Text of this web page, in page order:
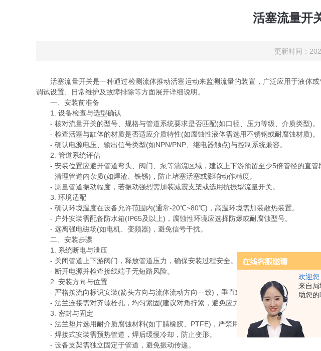
欢迎您
来自
助您的
活塞流量开
更新时间：
活塞流量开关是一种通过检测流体推动活塞运动来监测流量的装置，广泛应用于液体或
调试设置、日常维护及故障排除等方面展开详细说明。
一、安装前准备
1. 设备检查与选型确认
- 核对流量开关的型号、规格与管道系统要求是否匹配(如口径、压力等级、介质类型)。
- 检查活塞与缸体的材质是否适应介质特性(如腐蚀性液体需选用不锈钢或耐腐蚀材质)。
- 确认电源电压、输出信号类型(如NPN/PNP、继电器触点)与控制系统兼容。
2. 管道系统评估
- 安装位置应避开管道弯头、阀门、泵等湍流区域，建议上下游预留至少5倍管径的直管
- 清理管道内杂质(如焊渣、铁锈)，防止堵塞活塞或影响动作精度。
- 测量管道振动幅度，若振动强烈需加装减震支架或选用抗振型流量开关。
3. 环境适配
- 确认环境温度在设备允许范围内(通常-20℃~80℃)，高温环境需加装散热装置。
- 户外安装需配备防水箱(IP65及以上)，腐蚀性环境应选择防爆或耐腐蚀型号。
- 远离强电磁场(如电机、变频器)，避免信号干扰。
二、安装步骤
1. 系统断电与泄压
- 关闭管道上下游阀门，释放管道压力，确保安装过程安全。
- 断开电源并检查接线端子无短路风险。
2. 安装方向与位置
- 严格按流向标识安装(箭头方向与流体流动方向一致)，垂直或水平安装均可，但需保证
- 法兰连接需对齐螺栓孔，均匀紧固(建议对角拧紧，避免应力集中)；螺纹连接需缠绕密
3. 密封与固定
- 法兰垫片选用耐介质腐蚀材料(如丁腈橡胶、PTFE)，严禁用硬质垫片。
- 焊接式安装需预热管道，焊后缓慢冷却，防止变形。
- 设备支架需独立固定于管道，避免振动传递。